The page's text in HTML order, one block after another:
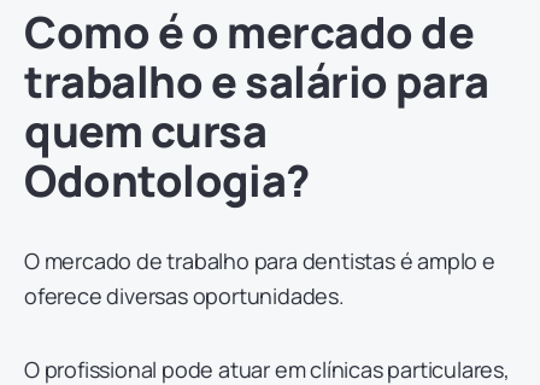
Como é o mercado de
trabalho e salário para
quem cursa
Odontologia?
O mercado de trabalho para dentistas é amplo e
oferece diversas oportunidades.
O profissional pode atuar em clínicas particulares,